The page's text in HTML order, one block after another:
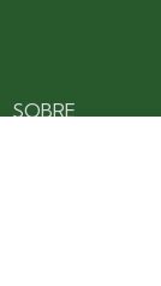
SOBRE